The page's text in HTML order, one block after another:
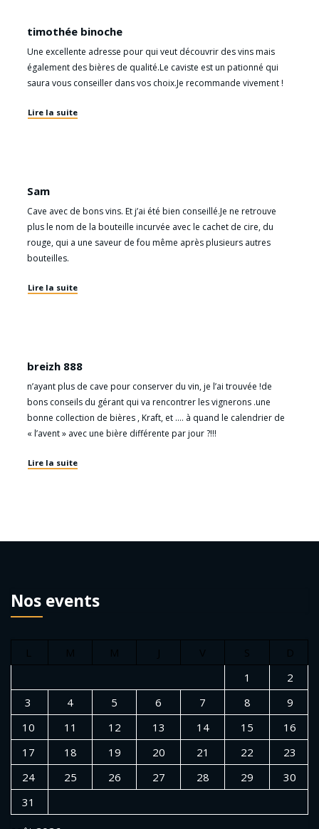
timothée binoche
Une excellente adresse pour qui veut découvrir des vins mais
également des bières de qualité.Le caviste est un pationné qui
saura vous conseiller dans vos choix.Je recommande vivement !
Lire la suite
Sam
Cave avec de bons vins. Et j’ai été bien conseillé.Je ne retrouve
plus le nom de la bouteille incurvée avec le cachet de cire, du
rouge, qui a une saveur de fou même après plusieurs autres
bouteilles.
Lire la suite
breizh 888
n’ayant plus de cave pour conserver du vin, je l’ai trouvée !de
bons conseils du gérant qui va rencontrer les vignerons .une
bonne collection de bières , Kraft, et …. à quand le calendrier de
« l’avent » avec une bière différente par jour ?!!!
Lire la suite
Nos events
L M M J V S
D
1
2
3
4 5 6 7 8
9
10
11 12 13 14 15
16
17
18 19 20 21 22
23
24
25 26 27 28 29
30
31